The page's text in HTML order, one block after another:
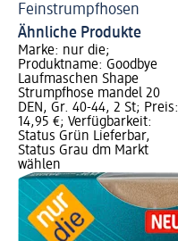
Feinstrumpfhosen
Ähnliche Produkte
Marke: nur die;
Produktname: Goodbye
Laufmaschen Shape
Strumpfhose mandel 20
DEN, Gr. 40-44, 2 St; Preis:
14,95 €; Verfügbarkeit:
Status Grün Lieferbar,
Status Grau dm Markt
wählen